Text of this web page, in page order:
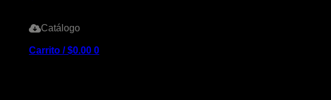
Catálogo
Carrito /$0.00 0